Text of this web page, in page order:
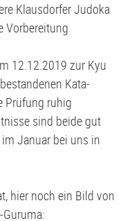
Klausdorfer Judoka
Vorbereitung
12.12.2019 zur Kyu
Kata-
Prüfung ruhig
sind beide gut
Januar bei uns in
hier noch ein Bild von